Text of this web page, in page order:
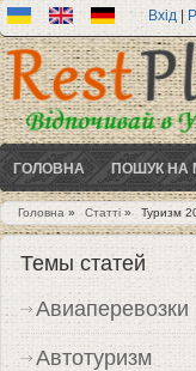
Вхід |
ГОЛОВНА ПОШУК НА
Ви є тут
Головна» Статті » Туризм
Темы статей
Авиаперевозки
Автотуризм